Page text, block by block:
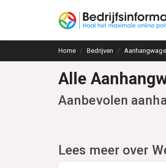
Home Bedrijven
Alle
Aanbevolen
Lees meer over